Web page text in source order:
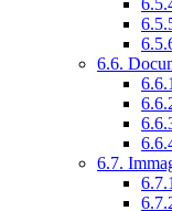
6.6.
6.7.